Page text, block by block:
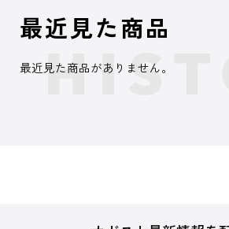
最近見た商品
最近見た商品がありません。